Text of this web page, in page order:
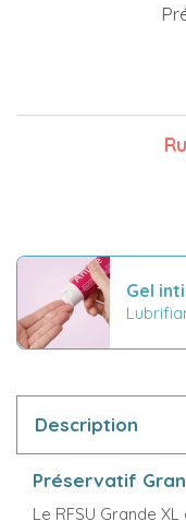
Gel
Description
Préservatif
Le RFSU Grande XL